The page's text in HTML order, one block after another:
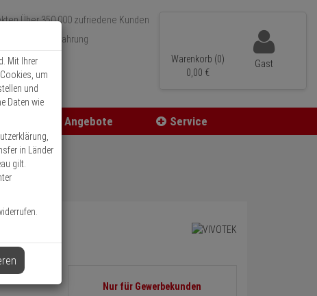
Über 350.000 zufriedene Kunden
Über 15 Jahre Erfahrung
Versand
Warenkorb (0)
0, 00 €
Gast
Angebote Service
Informationen
Nur für Gewerbekunden
Mit Ihrer
um
und
Daten wie
in Länder
gilt.